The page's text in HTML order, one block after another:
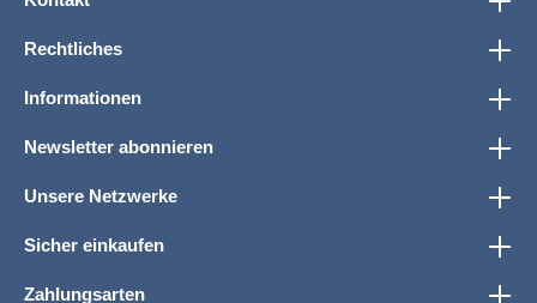
Rechtliches
Informationen
Newsletter abonnieren
Unsere Netzwerke
Sicher einkaufen
Zahlungsarten